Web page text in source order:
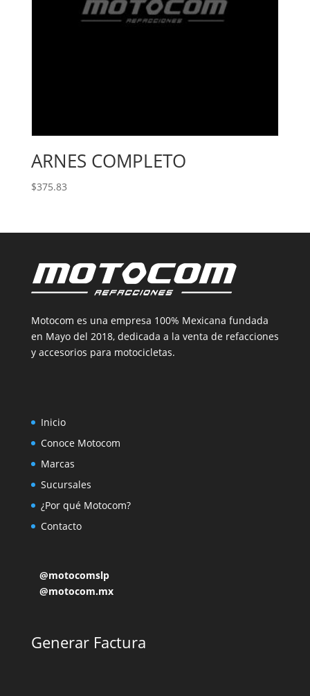
ARNES COMPLETO
$375.83
Motocom es una empresa 100% Mexicana fundada
en Mayo del 2018, dedicada a la venta de refacciones
y accesorios para motocicletas.
Inicio
Conoce Motocom
Marcas
Sucursales
¿Por qué Motocom?
Contacto
@motocomslp
@motocom.mx
Generar Factura